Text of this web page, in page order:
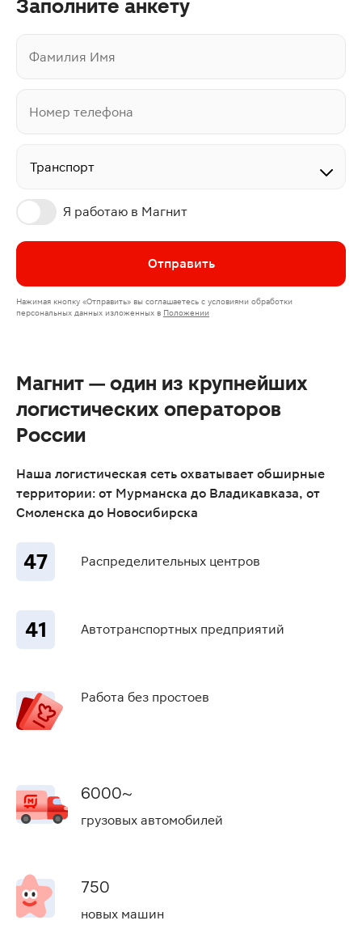
Заполните анкету
Фамилия Имя
Номер телефона
Транспорт
Я работаю в Магнит
Отправить
Нажимая кнопку «Отправить» вы соглашаетесь с условиями обработки
персональных данных изложенных в Положении
Магнит — один из крупнейших
логистических операторов
России
Наша логистическая сеть охватывает обширные
территории: от Мурманска до Владикавказа, от
Смоленска до Новосибирска
47 Распределительных центров
41 Автотранспортных предприятий
Работа без простоев
6000~
грузовых автомобилей
750
новых машин